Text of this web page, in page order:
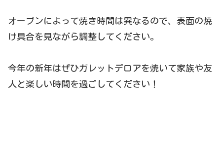
オーブンによって焼き時間は異なるので、表面の焼
け具合を見ながら調整してください。
今年の新年はぜひガレットデロアを焼いて家族や友
人と楽しい時間を過ごしてください！